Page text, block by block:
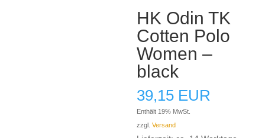
HK Odin TK
Cotten Polo
Women –
black
39,15 EUR
Enthält 19% MwSt.
zzgl.Versand